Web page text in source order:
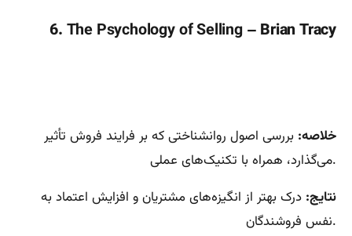
6.The Psychology of Selling– Brian Tracy
خلاصه: بررسی اصول روانشناختی که بر فرایند فروش تأثیر
می‌گذارد، همراه با تکنیک‌های عملی.
نتایج: درک بهتر از انگیزه‌های مشتریان و افزایش اعتماد به
نفس فروشندگان.